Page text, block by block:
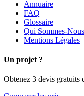
Annuaire
FAQ
Glossaire
Qui Sommes-Nous
Mentions Légales
Un projet ?
Obtenez 3 devis gratuits